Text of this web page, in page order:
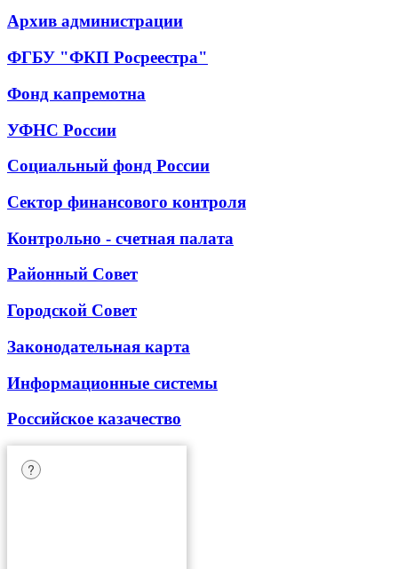
Архив администрации
ФГБУ "ФКП Росреестра"
Фонд капремотна
УФНС России
Социальный фонд России
Сектор финансового контроля
Контрольно - счетная палата
Районный Совет
Городской Совет
Законодательная карта
Информационные системы
Российское казачество
?